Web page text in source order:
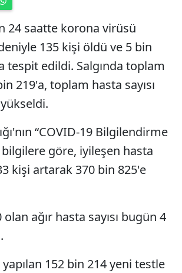
24 saatte korona virüsü
135 kişi öldü ve 5 bin
tespit edildi. Salgında toplam
219'a, toplam hasta sayısı
“COVID-19 Bilgilendirme
bilgilere göre, iyileşen hasta
kişi artarak 370 bin 825'e
ağır hasta sayısı bugün 4
152 bin 214 yeni testle